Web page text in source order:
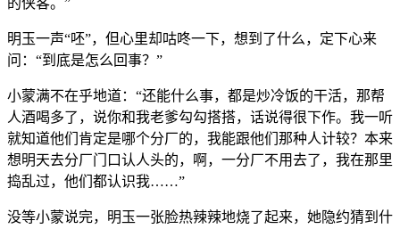
明玉一声“呸”，但心里却咕咚一下，想到了什么，定下心来
问：“到底是怎么回事？”
小蒙满不在乎地道：“还能什么事，都是炒冷饭的干活，那帮
人酒喝多了，说你和我老爹勾勾搭搭，话说得很下作。我一听
就知道他们肯定是哪个分厂的，我能跟他们那种人计较？本来
想明天去分厂门口认人头的，啊，一分厂不用去了，我在那里
捣乱过，他们都认识我……”
没等小蒙说完，明玉一张脸热辣辣地烧了起来，她隐约猜到什